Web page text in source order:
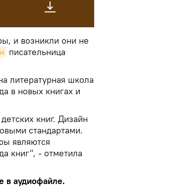
и возникли они не
писательница
литературная школа
в новых книгах и
книг. Дизайн
стандартами.
являются
книг", - отметила
в аудиофайле.